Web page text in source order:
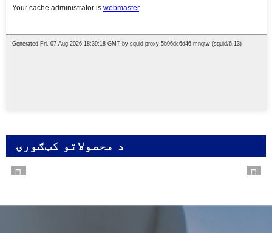
د محصولاتو کټګورۍ